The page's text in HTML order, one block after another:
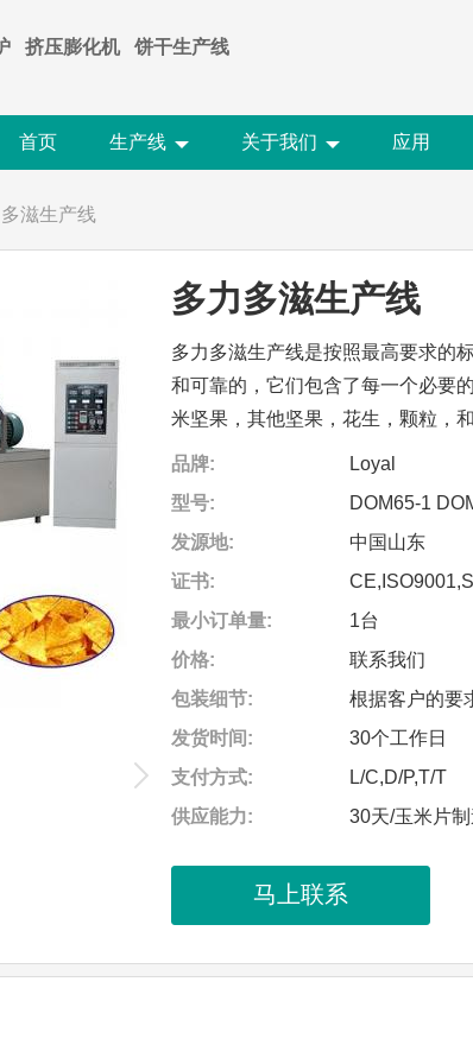
挤压膨化机 饼干生产线
首页 生产线 关于我们 应用
滋生产线
多力多滋生产线
多力多滋生产线是按照最高要求的
和可靠的，它们包含了每一个必要
米坚果，其他坚果，花生，颗粒，
品牌:
Loyal
型号:
DOM65-1
发源地:
中国山东
证书:
最小订单量:
1台
价格:
联系我们
包装细节:
根据客户的要
发货时间:
30个工作日
支付方式:
L/C,D/P,T/T
供应能力:
30天/玉米片
马上联系